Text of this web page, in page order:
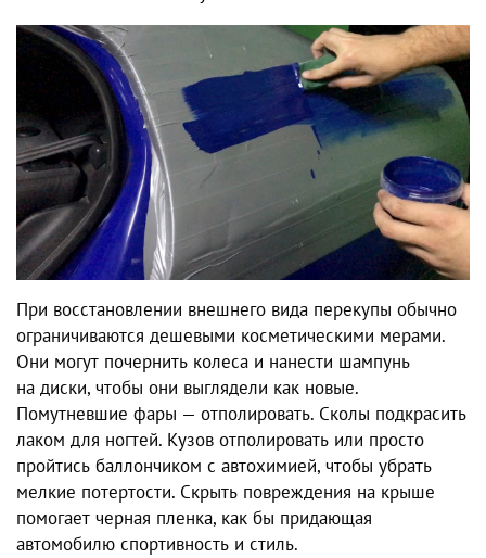
При восстановлении внешнего вида перекупы обычно
ограничиваются дешевыми косметическими мерами.
Они могут почернить колеса и нанести шампунь
на диски, чтобы они выглядели как новые.
Помутневшие фары — отполировать. Сколы подкрасить
лаком для ногтей. Кузов отполировать или просто
пройтись баллончиком с автохимией, чтобы убрать
мелкие потертости. Скрыть повреждения на крыше
помогает черная пленка, как бы придающая
автомобилю спортивность и стиль.